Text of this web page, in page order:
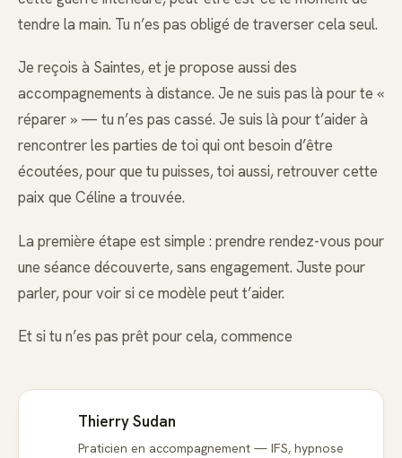
tendre la main. Tu n’es pas obligé de traverser cela seul.
Je reçois à Saintes, et je propose aussi des
accompagnements à distance. Je ne suis pas là pour te «
réparer » — tu n’es pas cassé. Je suis là pour t’aider à
rencontrer les parties de toi qui ont besoin d’être
écoutées, pour que tu puisses, toi aussi, retrouver cette
paix que Céline a trouvée.
La première étape est simple : prendre rendez-vous pour
une séance découverte, sans engagement. Juste pour
parler, pour voir si ce modèle peut t’aider.
Et si tu n’es pas prêt pour cela, commence
Thierry Sudan
Praticien en accompagnement — IFS, hypnose